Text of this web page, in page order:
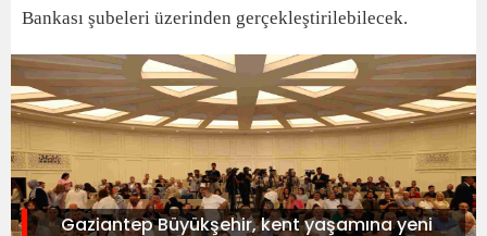
Bankası şubeleri üzerinden gerçekleştirilebilecek.
Gaziantep Büyükşehir, kent yaşamına yeni